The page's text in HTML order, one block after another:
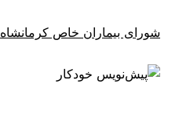
شورای بیماران خاص کرمانشاه